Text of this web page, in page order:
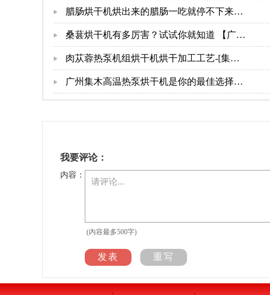
集木】
腊肠烘干机烘出来的腊肠一吃就停不下来
【广州集木】
桑葚烘干机有多厉害？试试你就知道 【广州
集木】
肉苁蓉热泵机组烘干机烘干加工工艺-[集木
烘干]
广州集木高温热泵烘干机是你的最佳选择
我要评论：
内容：
(内容最多500字)
发表 重写